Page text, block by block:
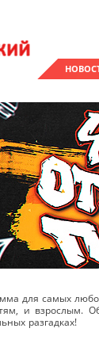
для самых
и взрослым.
разгадках!